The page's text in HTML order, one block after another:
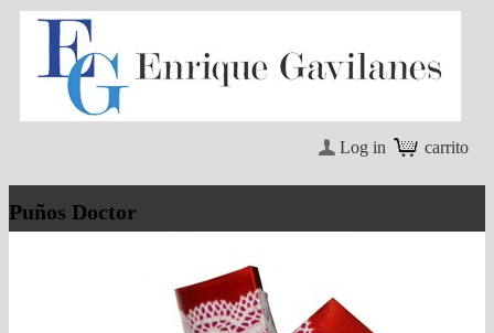
carrito
Log in
Puños Doctor